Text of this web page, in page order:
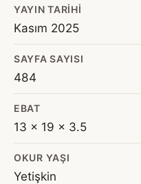
YAYIN TARIHI
Kasım 2025
SAYFA SAYISI
484
EBAT
13 x 19 x 3.5
OKUR YAŞI
Yetişkin